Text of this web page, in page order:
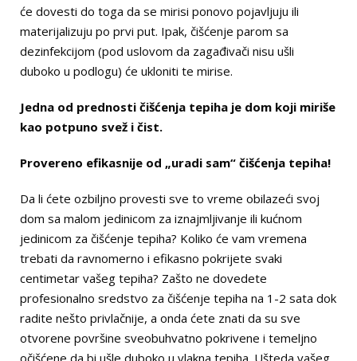
će dovesti do toga da se mirisi ponovo pojavljuju ili
materijalizuju po prvi put. Ipak, čišćenje parom sa
dezinfekcijom (pod uslovom da zagađivači nisu ušli
duboko u podlogu) će ukloniti te mirise.
Jedna od prednosti čišćenja tepiha je dom koji miriše
kao potpuno svež i čist.
Provereno efikasnije od „uradi sam“ čišćenja tepiha!
Da li ćete ozbiljno provesti sve to vreme obilazeći svoj
dom sa malom jedinicom za iznajmljivanje ili kućnom
jedinicom za čišćenje tepiha? Koliko će vam vremena
trebati da ravnomerno i efikasno pokrijete svaki
centimetar vašeg tepiha? Zašto ne dovedete
profesionalno sredstvo za čišćenje tepiha na 1-2 sata dok
radite nešto privlačnije, a onda ćete znati da su sve
otvorene površine sveobuhvatno pokrivene i temeljno
očišćene da bi ušle duboko u vlakna tepiha. Ušteda vašeg